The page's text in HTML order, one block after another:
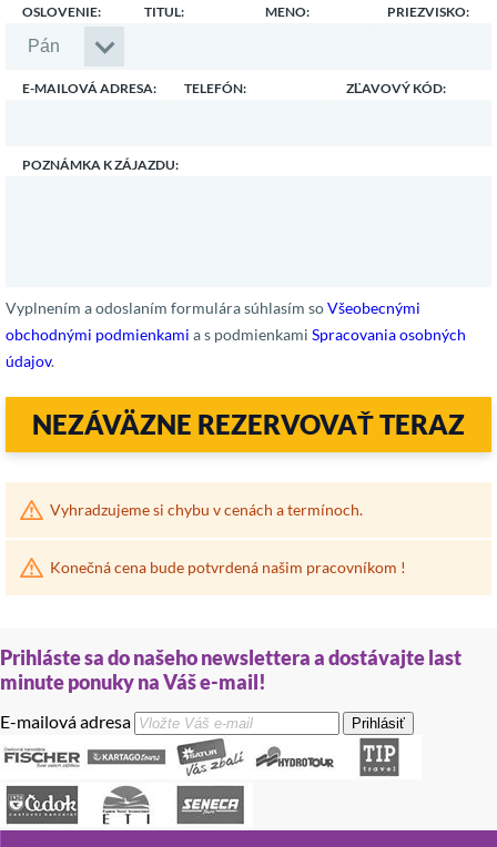
OSLOVENIE: TITUL: MENO: PRIEZVISKO:
E-MAILOVÁ ADRESA: TELEFÓN: ZĽAVOVÝ KÓD:
POZNÁMKA K ZÁJAZDU:
Vyplnením a odoslaním formulára súhlasím soVšeobecnými
obchodnými podmienkami a s podmienkami Spracovania osobných
údajov.
NEZÁVÄZNE REZERVOVAŤ TERAZ
Vyhradzujeme si chybu v cenách a termínoch.
Konečná cena bude potvrdená našim pracovníkom !
Prihláste sa do našeho newslettera a dostávajte last
minute ponuky na Váš e-mail!
E-mailová adresa Prihlásiť